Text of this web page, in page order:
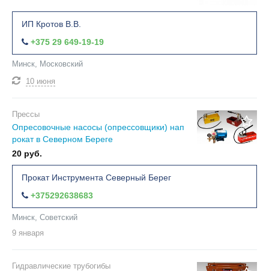
ИП Кротов В.В.
+375 29 649-19-19
Минск, Московский
10 июня
Прессы
Опресовочные насосы (опрессовщики) нап
рокат в Северном Береге
20 руб.
Прокат Инструмента Северный Берег
+375292638683
Минск, Советский
9 января
Гидравлические трубогибы